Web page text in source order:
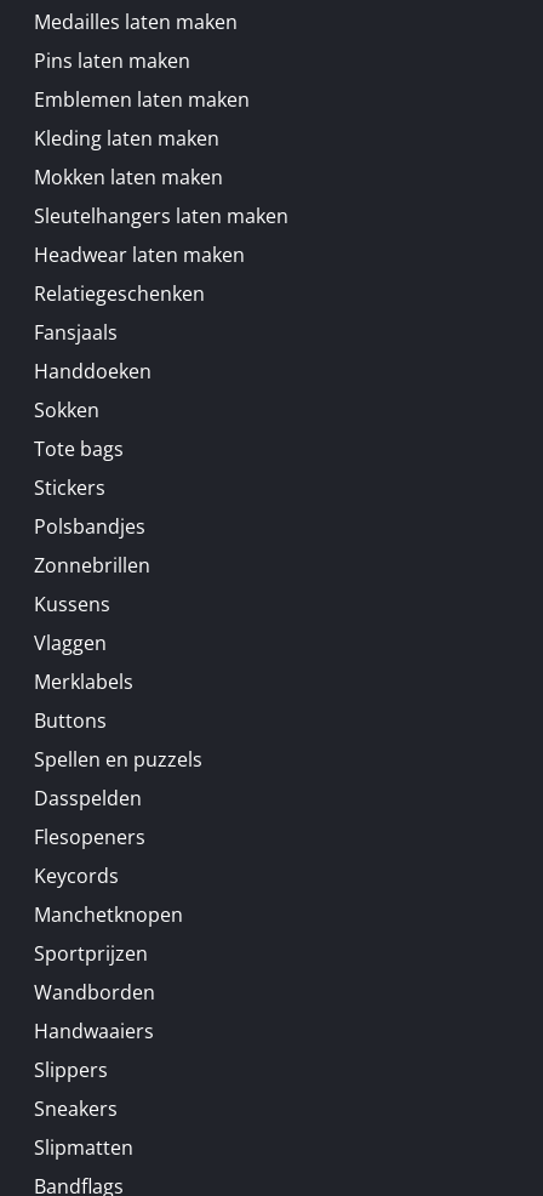
Medailles laten maken
Pins laten maken
Emblemen laten maken
Kleding laten maken
Mokken laten maken
Sleutelhangers laten maken
Headwear laten maken
Relatiegeschenken
Fansjaals
Handdoeken
Sokken
Tote bags
Stickers
Polsbandjes
Zonnebrillen
Kussens
Vlaggen
Merklabels
Buttons
Spellen en puzzels
Dasspelden
Flesopeners
Keycords
Manchetknopen
Sportprijzen
Wandborden
Handwaaiers
Slippers
Sneakers
Slipmatten
Bandflags